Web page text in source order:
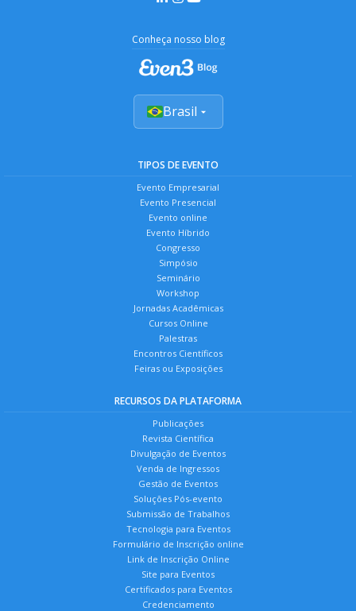
Conheça nosso blog
Brasil
TIPOS DE EVENTO
Evento Empresarial
Evento Presencial
Evento online
Evento Híbrido
Congresso
Simpósio
Seminário
Workshop
Jornadas Acadêmicas
Cursos Online
Palestras
Encontros Científicos
Feiras ou Exposições
RECURSOS DA PLATAFORMA
Publicações
Revista Científica
Divulgação de Eventos
Venda de Ingressos
Gestão de Eventos
Soluções Pós-evento
Submissão de Trabalhos
Tecnologia para Eventos
Formulário de Inscrição online
Link de Inscrição Online
Site para Eventos
Certificados para Eventos
Credenciamento